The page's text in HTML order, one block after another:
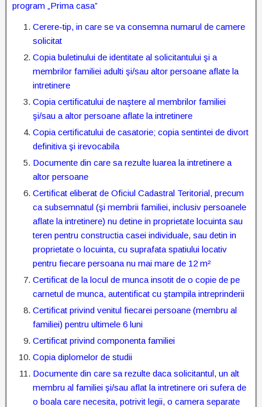
program „Prima casa”
Cerere-tip, in care se va consemna numarul de camere
solicitat
Copia buletinului de identitate al solicitantului şi a
membrilor familiei adulti şi/sau altor persoane aflate la
intretinere
Copia certificatului de naştere al membrilor familiei
şi/sau a altor persoane aflate la intretinere
Copia certificatului de casatorie; copia sentintei de divort
definitiva şi irevocabila
Documente din care sa rezulte luarea la intretinere a
altor persoane
Certificat eliberat de Oficiul Cadastral Teritorial, precum
ca subsemnatul (şi membrii familiei, inclusiv persoanele
aflate la intretinere) nu detine in proprietate locuinta sau
teren pentru constructia casei individuale, sau detin in
proprietate o locuinta, cu suprafata spatiului locativ
pentru fiecare persoana nu mai mare de 12 m²
Certificat de la locul de munca insotit de o copie de pe
carnetul de munca, autentificat cu ştampila intreprinderii
Certificat privind venitul fiecarei persoane (membru al
familiei) pentru ultimele 6 luni
Certificat privind componenta familiei
Copia diplomelor de studii
Documente din care sa rezulte daca solicitantul, un alt
membru al familiei şi/sau aflat la intretinere ori sufera de
o boala care necesita, potrivit legii, o camera separate